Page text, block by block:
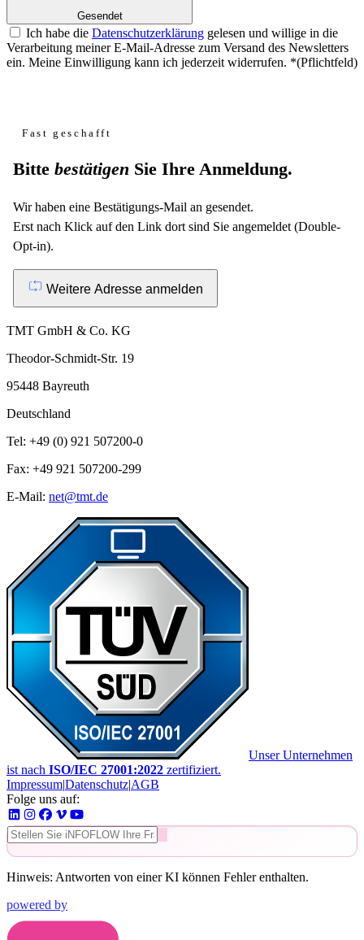
Gesendet
Ich habe die Datenschutzerklärung gelesen und willige in die
Verarbeitung meiner E-Mail-Adresse zum Versand des Newsletters
ein. Meine Einwilligung kann ich jederzeit widerrufen. *(Pflichtfeld)
Fast geschafft
Bitte bestätigen Sie Ihre Anmeldung.
Wir haben eine Bestätigungs-Mail an gesendet.
Erst nach Klick auf den Link dort sind Sie angemeldet (Double-
Opt-in).
Weitere Adresse anmelden
TMT GmbH & Co. KG
Theodor-Schmidt-Str. 19
95448 Bayreuth
Deutschland
Tel: +49 (0) 921 507200-0
Fax: +49 921 507200-299
E-Mail: net@tmt.de
Unser Unternehmen
ist nach ISO/IEC 27001:2022 zertifiziert.
Impressum|Datenschutz|AGB
Folge uns auf:
Hinweis: Antworten von einer KI können Fehler enthalten.
powered by